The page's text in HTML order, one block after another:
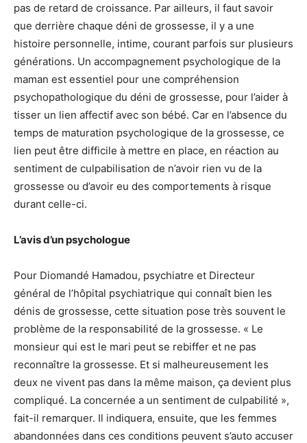
pas de retard de croissance. Par ailleurs, il faut savoir
que derrière chaque déni de grossesse, il y a une
histoire personnelle, intime, courant parfois sur plusieurs
générations. Un accompagnement psychologique de la
maman est essentiel pour une compréhension
psychopathologique du déni de grossesse, pour l’aider à
tisser un lien affectif avec son bébé. Car en l’absence du
temps de maturation psychologique de la grossesse, ce
lien peut être difficile à mettre en place, en réaction au
sentiment de culpabilisation de n’avoir rien vu de la
grossesse ou d’avoir eu des comportements à risque
durant celle-ci.
L’avis d’un psychologue
Pour Diomandé Hamadou, psychiatre et Directeur
général de l’hôpital psychiatrique qui connaît bien les
dénis de grossesse, cette situation pose très souvent le
problème de la responsabilité de la grossesse. « Le
monsieur qui est le mari peut se rebiffer et ne pas
reconnaître la grossesse. Et si malheureusement les
deux ne vivent pas dans la même maison, ça devient plus
compliqué. La concernée a un sentiment de culpabilité »,
fait-il remarquer. Il indiquera, ensuite, que les femmes
abandonnées dans ces conditions peuvent s’auto accuser